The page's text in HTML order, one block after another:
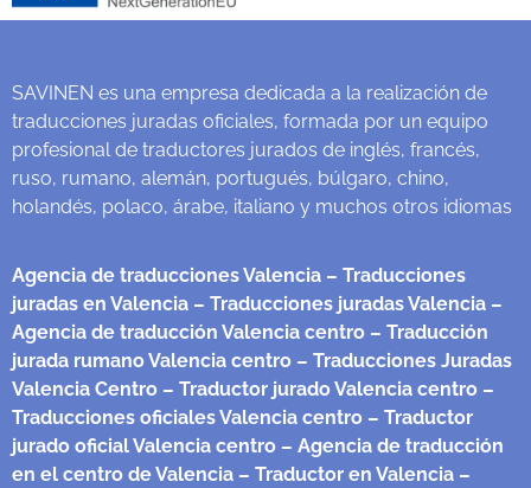
SAVINEN es una empresa dedicada a la realización de
traducciones juradas oficiales, formada por un equipo
profesional de traductores jurados de inglés, francés,
ruso, rumano, alemán, portugués, búlgaro, chino,
holandés, polaco, árabe, italiano y muchos otros idiomas
Agencia de traducciones Valencia – Traducciones
juradas en Valencia – Traducciones juradas Valencia –
Agencia de traducción Valencia centro – Traducción
jurada rumano Valencia centro – Traducciones Juradas
Valencia Centro – Traductor jurado Valencia centro –
Traducciones oficiales Valencia centro – Traductor
jurado oficial Valencia centro – Agencia de traducción
en el centro de Valencia – Traductor en Valencia –